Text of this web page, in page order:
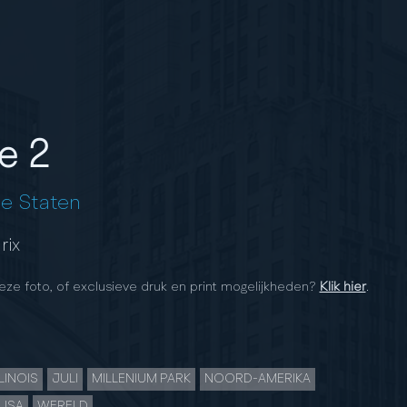
2
Staten
foto, of exclusieve druk en print mogelijkheden? Klik hier.
JULI MILLENIUM PARK NOORD-AMERIKA